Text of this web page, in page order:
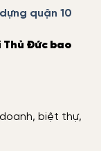
quận 10
Thủ Đức bao
biệt thự,